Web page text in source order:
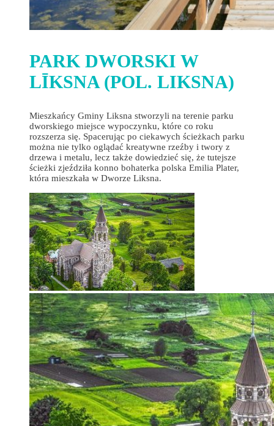
PARK DWORSKI W
LĪKSNA (POL. LIKSNA)
Mieszkańcy Gminy Liksna stworzyli na terenie parku
dworskiego miejsce wypoczynku, które co roku
rozszerza się. Spacerując po ciekawych ścieżkach parku
można nie tylko oglądać kreatywne rzeźby i twory z
drzewa i metalu, lecz także dowiedzieć się, że tutejsze
ścieżki zjeździła konno bohaterka polska Emilia Plater,
która mieszkała w Dworze Liksna.